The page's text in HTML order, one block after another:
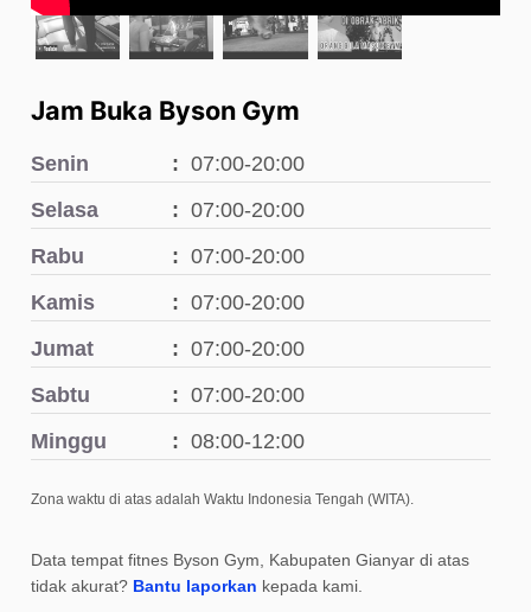
Jam Buka Byson Gym
Senin
07:00-20:00
Selasa
07:00-20:00
Rabu
07:00-20:00
Kamis
07:00-20:00
Jumat
07:00-20:00
Sabtu
07:00-20:00
Minggu
08:00-12:00
Zona waktu di atas adalah Waktu Indonesia Tengah (WITA).
Data tempat fitnes Byson Gym, Kabupaten Gianyar di atas
tidak akurat? Bantu laporkan kepada kami.